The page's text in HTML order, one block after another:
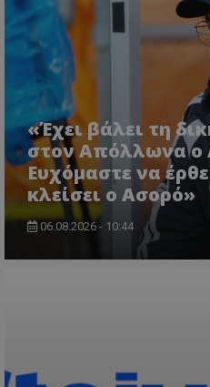
«Έχει βάλει τη
στον Απόλλωνα ο
Ευχόμαστε να
κλείσει ο Ασορό»
06.08.2026 - 10:44